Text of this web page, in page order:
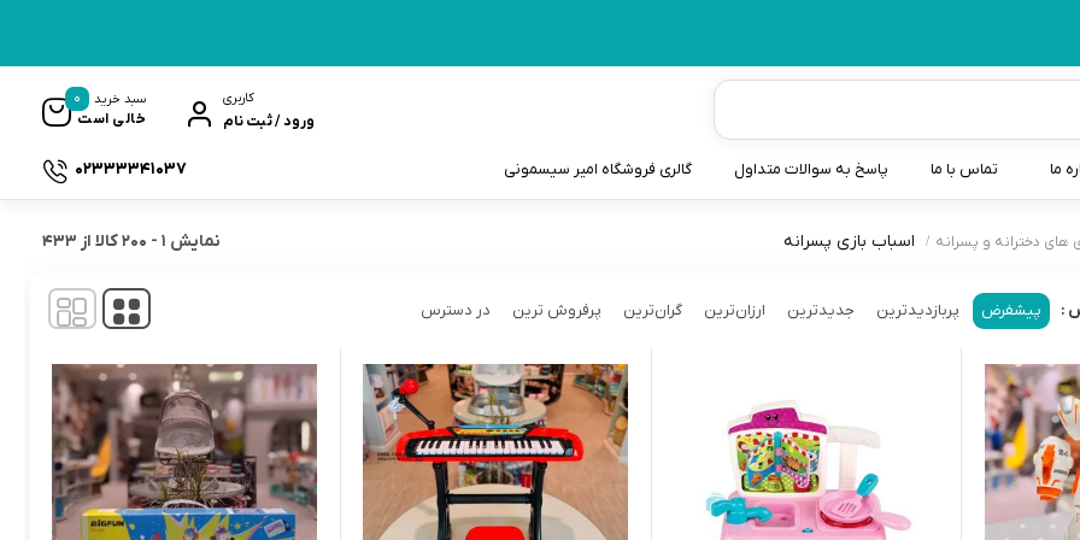
کاربری
ورود / ثبت نام
سبد خرید
خالی است
0
سطل و کیسه پوشک نوزاد
گوش پاکن نوزاد و کودک
ما تماس با ما پاسخ به سوالات متداول گالری فروشگاه امیر سیسمونی 02333341037
های دخترانه و پسرانه اسباب بازی پسرانه نمایش 1
-
200کالا از 433
: پیشفرض پربازدیدترین جدیدترین ارزان‌ترین گران‌ترین پرفروش ترین در دسترس